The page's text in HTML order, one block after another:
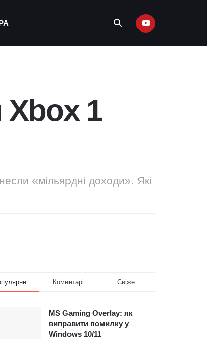
Xbox 1
«мільярдні доходи». Які
Коментарі Свіже
MS Gaming Overlay: як
виправити помилку у
Windows 10/11